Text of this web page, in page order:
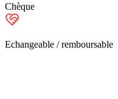
Chèque
Echangeable / remboursable